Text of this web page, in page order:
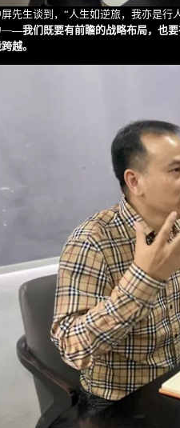
先生谈到，“人生如逆旅，我亦是行
——我们既要有前瞻的战略布局，也
越。